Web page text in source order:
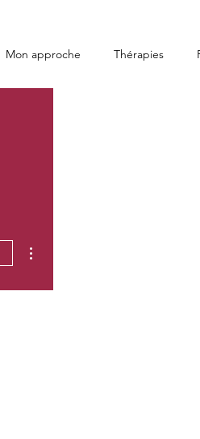
Mon approche Thérapies